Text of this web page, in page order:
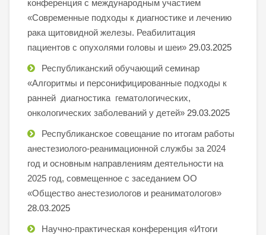
конференция с международным участием
«Современные подходы к диагностике и лечению
рака щитовидной железы. Реабилитация
пациентов с опухолями головы и шеи» 29.03.2025
Республиканский обучающий семинар
«Алгоритмы и персонифицированные подходы к
ранней диагностика гематологических,
онкологических заболеваний у детей» 29.03.2025
Республиканское совещание по итогам работы
анестезиолого-реанимационной службы за 2024
год и основным направлениям деятельности на
2025 год, совмещенное с заседанием ОО
«Общество анестезиологов и реаниматологов»
28.03.2025
Научно-практическая конференция «Итоги